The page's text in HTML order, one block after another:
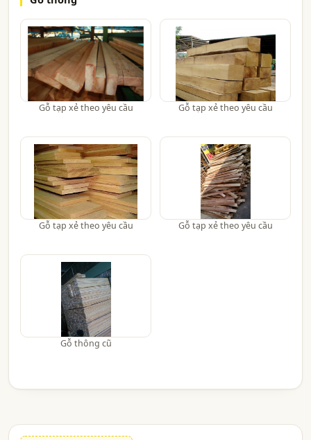
Gỗ tạp xẻ theo yêu cầu Gỗ tạp xẻ theo yêu cầu
Gỗ tạp xẻ theo yêu cầu Gỗ tạp xẻ theo yêu cầu
Gỗ thông cũ